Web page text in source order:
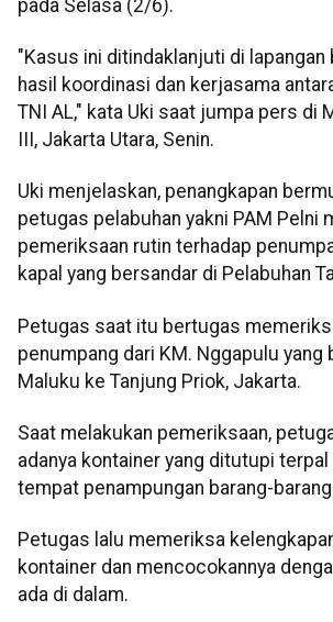
pada Selasa (2/6).
"Kasus ini ditindaklanjuti di lapangan
hasil koordinasi dan kerjasama
TNI AL," kata Uki saat jumpa pers di
III, Jakarta Utara, Senin.
Uki menjelaskan, penangkapan
petugas pelabuhan yakni PAM Pelni
pemeriksaan rutin terhadap
kapal yang bersandar di Pelabuhan
Petugas saat itu bertugas
penumpang dari KM. Nggapulu yang
Maluku ke Tanjung Priok, Jakarta.
Saat melakukan pemeriksaan,
adanya kontainer yang ditutupi
tempat penampungan barang-
Petugas lalu memeriksa
kontainer dan mencocokannya
ada di dalam.